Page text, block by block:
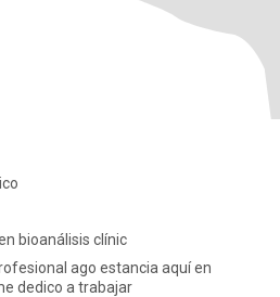
bioanálisis clínic
ago estancia aquí en
dedico a trabajar